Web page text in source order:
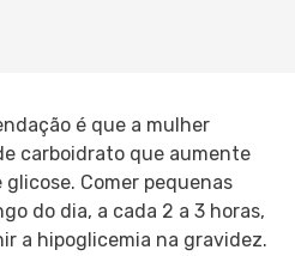
é que a mulher
carboidrato que aumente
Comer pequenas
do dia, a cada 2 a 3 horas,
a hipoglicemia na gravidez.